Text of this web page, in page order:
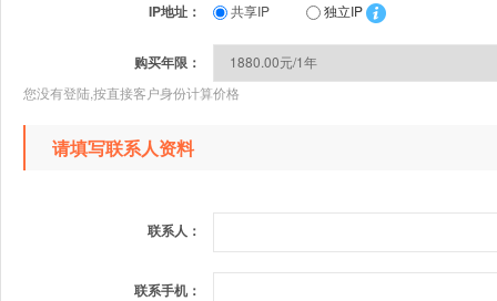
IP地址： 共享IP 独立IP
购买年限：
您没有登陆,按直接客户身份计算价格
请填写联系人资料
联系人：
联系手机：